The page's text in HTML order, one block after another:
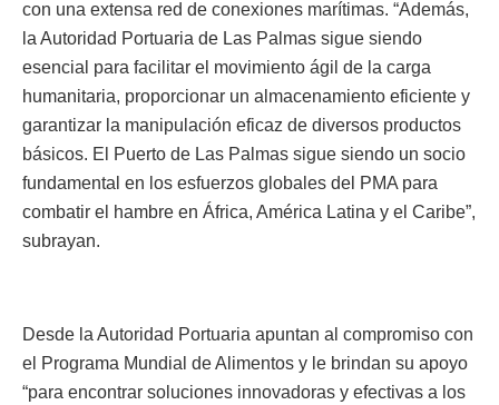
con una extensa red de conexiones marítimas. “Además,
la Autoridad Portuaria de Las Palmas sigue siendo
esencial para facilitar el movimiento ágil de la carga
humanitaria, proporcionar un almacenamiento eficiente y
garantizar la manipulación eficaz de diversos productos
básicos. El Puerto de Las Palmas sigue siendo un socio
fundamental en los esfuerzos globales del PMA para
combatir el hambre en África, América Latina y el Caribe”,
subrayan.
Desde la Autoridad Portuaria apuntan al compromiso con
el Programa Mundial de Alimentos y le brindan su apoyo
“para encontrar soluciones innovadoras y efectivas a los